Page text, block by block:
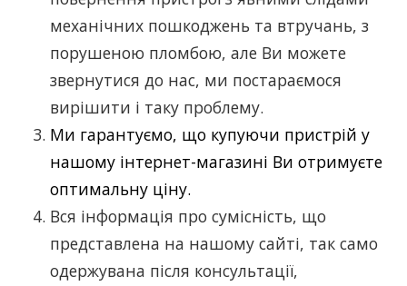
механічних пошкоджень та втручань, з
порушеною пломбою, але Ви можете
звернутися до нас, ми постараємося
вирішити і таку проблему.
Ми гарантуємо, що купуючи пристрій у
нашому інтернет-магазині Ви отримуєте
оптимальну ціну.
Вся інформація про сумісність, що
представлена на нашому сайті, так само
одержувана після консультації,